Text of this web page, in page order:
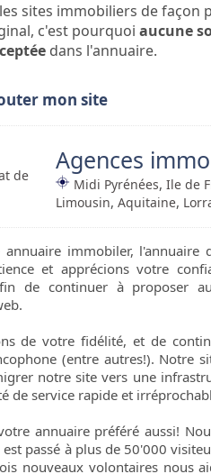
sites immobiliers de façon
c'est pourquoi aucune
dans l'annuaire.
mon site
de
Agences
Midi Pyrénées, Ile de
Limousin, Aquitaine,
annuaire immobiler, l'annuaire
et apprécions votre
de continuer à proposer
de votre fidélité, et de
(entre autres!). Notre
notre site vers une
de service rapide et
annuaire préféré aussi!
passé à plus de 50'000
nouveaux volontaires nous